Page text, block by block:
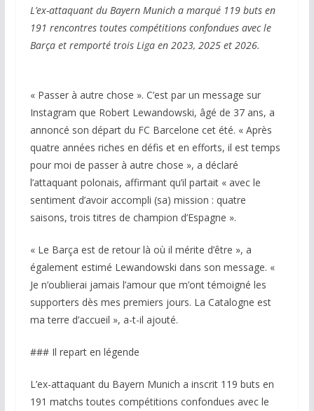
L’ex-attaquant du Bayern Munich a marqué 119 buts en
191 rencontres toutes compétitions confondues avec le
Barça et remporté trois Liga en 2023, 2025 et 2026.
« Passer à autre chose ». C’est par un message sur
Instagram que Robert Lewandowski, âgé de 37 ans, a
annoncé son départ du FC Barcelone cet été. « Après
quatre années riches en défis et en efforts, il est temps
pour moi de passer à autre chose », a déclaré
l’attaquant polonais, affirmant qu’il partait « avec le
sentiment d’avoir accompli (sa) mission : quatre
saisons, trois titres de champion d’Espagne ».
« Le Barça est de retour là où il mérite d’être », a
également estimé Lewandowski dans son message. «
Je n’oublierai jamais l’amour que m’ont témoigné les
supporters dès mes premiers jours. La Catalogne est
ma terre d’accueil », a-t-il ajouté.
### Il repart en légende
L’ex-attaquant du Bayern Munich a inscrit 119 buts en
191 matchs toutes compétitions confondues avec le